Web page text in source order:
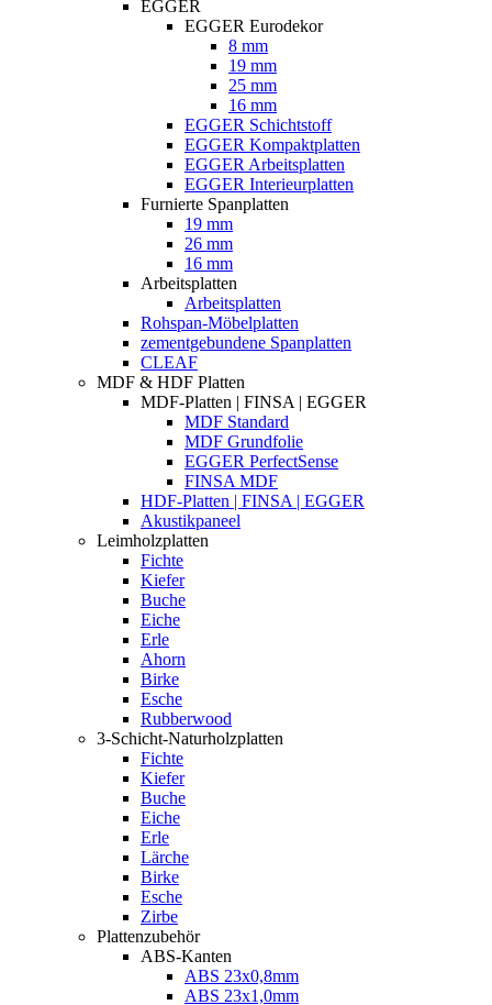
EGGER
EGGER Eurodekor
8 mm
19 mm
25 mm
16 mm
EGGER Schichtstoff
EGGER Kompaktplatten
EGGER Arbeitsplatten
EGGER Interieurplatten
Furnierte Spanplatten
19 mm
26 mm
16 mm
Arbeitsplatten
Arbeitsplatten
Rohspan-Möbelplatten
zementgebundene Spanplatten
CLEAF
MDF & HDF Platten
MDF-Platten | FINSA | EGGER
MDF Standard
MDF Grundfolie
EGGER PerfectSense
FINSA MDF
HDF-Platten | FINSA | EGGER
Akustikpaneel
Leimholzplatten
Fichte
Kiefer
Buche
Eiche
Erle
Ahorn
Birke
Esche
Rubberwood
3-Schicht-Naturholzplatten
Fichte
Kiefer
Buche
Eiche
Erle
Lärche
Birke
Esche
Zirbe
Plattenzubehör
ABS-Kanten
ABS 23x0,8mm
ABS 23x1,0mm